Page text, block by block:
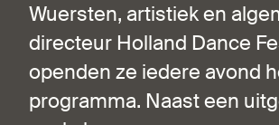
Wuersten, artistiek en
directeur Holland Dance
openden ze iedere avond
programma. Naast een